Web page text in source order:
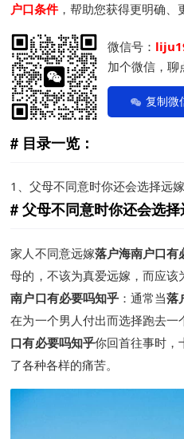
户口条件，帮助您获得更明确、
微信号：
加个微信，聊
复制微
目录一览：
1、父母不同意时你还会选择远
父母不同意时你还会选
家人不同意远嫁落户海南户口有
母的，不该为真爱远嫁，而应
南户口有必要吗知乎：通常当落
在为一个男人付出而选择跑去一
口有必要吗知乎你回首往事时，
了各种各样的痛苦。